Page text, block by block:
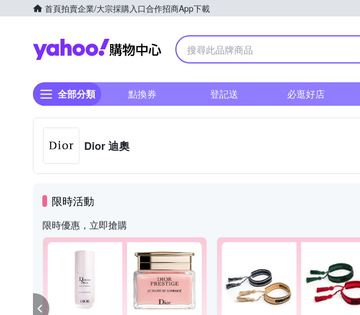
首頁拍賣企業/大宗採購入口合作招商App下載
Yahoo購物中心
全部分類 點換券 登記送 必逛好店
Dior 迪奧
限時活動
限時優惠，立即搶購